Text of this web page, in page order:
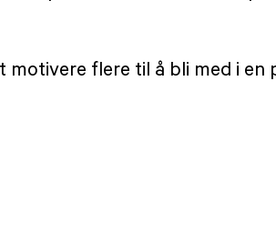
flere til å bli med i